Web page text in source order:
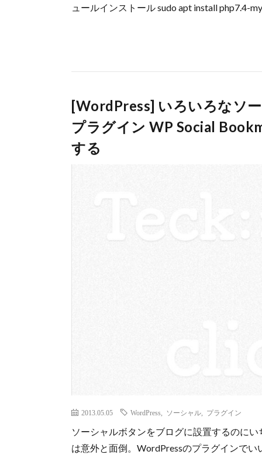
ュールインストール sudo apt install php7.4-
[WordPress] いろいろなソ
プラグイン WP Social
する
2013.05.05 WordPress ソーシャル プラグイン
ソーシャルボタンをブログに設置するのに
は意外と面倒。WordPressのプラグインで